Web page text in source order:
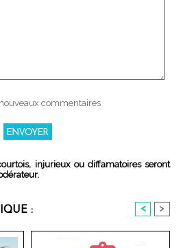
commentaires
injurieux ou diffamatoires seront
: < >